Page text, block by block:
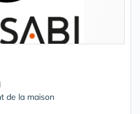
de la maison